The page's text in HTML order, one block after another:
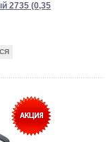
2735 (0,35